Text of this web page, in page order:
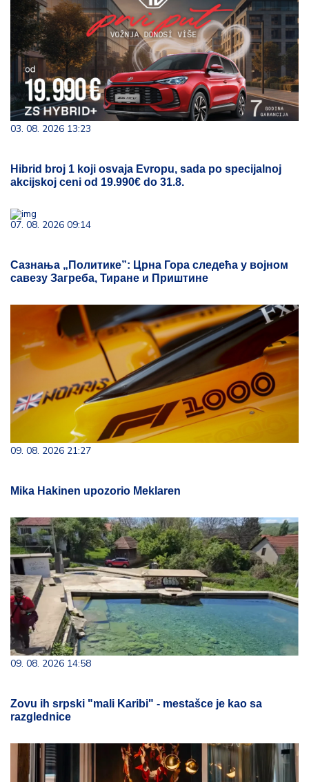
03. 08. 2026 13:23
Hibrid broj 1 koji osvaja Evropu, sada po specijalnoj
akcijskoj ceni od 19.990€ do 31.8.
07. 08. 2026 09:14
Сазнања „Политике”: Црна Гора следећа у војном
савезу Загреба, Тиране и Приштине
09. 08. 2026 21:27
Mika Hakinen upozorio Meklaren
09. 08. 2026 14:58
Zovu ih srpski "mali Karibi" - mestašce je kao sa
razglednice